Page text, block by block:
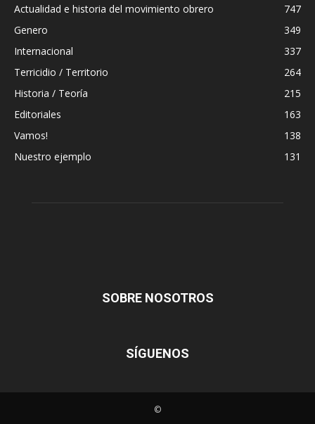
Actualidad e historia del movimiento obrero
747
Genero
349
Internacional
337
Terricidio / Territorio
264
Historia / Teoría
215
Editoriales
163
Vamos!
138
Nuestro ejemplo
131
SOBRE NOSOTROS
SÍGUENOS
©